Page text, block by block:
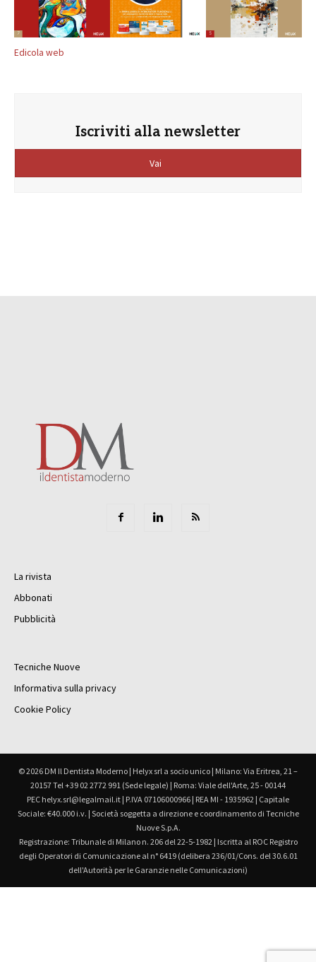
Edicola web
Iscriviti alla newsletter
Vai
La rivista
Abbonati
Pubblicità
Tecniche Nuove
Informativa sulla privacy
Cookie Policy
© 2026 DM Il Dentista Moderno | Helyx srl a socio unico | Milano: Via Eritrea, 21 –
20157 Tel +39 02 2772 991 (Sede legale) | Roma: Viale dell'Arte, 25 - 00144
PEC helyx.srl@legalmail.it | P.IVA 07106000966 | REA MI - 1935962 | Capitale
Sociale: €40.000 i.v. | Società soggetta a direzione e coordinamento di Tecniche
Nuove S.p.A.
Registrazione: Tribunale di Milano n. 206 del 22-5-1982 | Iscritta al ROC Registro
degli Operatori di Comunicazione al n° 6419 (delibera 236/01/Cons. del 30.6.01
dell'Autorità per le Garanzie nelle Comunicazioni)